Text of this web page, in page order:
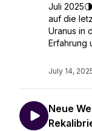
Juli
auf die
Uranus in
Erfahrung
July 14,
Neue